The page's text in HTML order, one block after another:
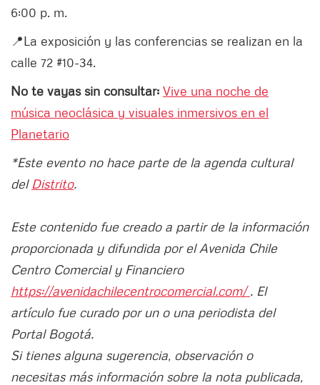
6:00 p. m.
📍La exposición y las conferencias se realizan en la
calle 72 #10-34.
No te vayas sin consultar: Vive una noche de
música neoclásica y visuales inmersivos en el
Planetario
*Este evento no hace parte de la agenda cultural
del Distrito.
Este contenido fue creado a partir de la información
proporcionada y difundida por el Avenida Chile
Centro Comercial y Financiero
https://avenidachilecentrocomercial.com/. El
artículo fue curado por un o una periodista del
Portal Bogotá.
Si tienes alguna sugerencia, observación o
necesitas más información sobre la nota publicada,